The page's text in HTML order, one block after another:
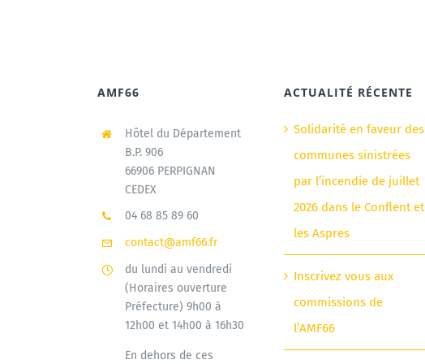
AMF66
Hôtel du Département
B.P. 906
66906 PERPIGNAN
CEDEX
04 68 85 89 60
contact@amf66.fr
du lundi au vendredi
(Horaires ouverture
Préfecture) 9h00 à
12h00 et 14h00 à 16h30
En dehors de ces
ACTUALITÉ RÉCENTE
Solidarité en faveur des
communes sinistrées
par l’incendie de juillet
2026 dans le Conflent et
les Aspres
Inscrivez vous aux
commissions de
l’AMF66